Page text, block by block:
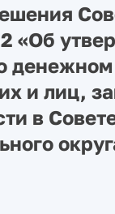
«Об
и лиц,
в